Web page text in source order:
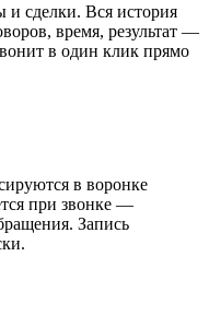
и сделки. Вся история
время, результат —
в один клик прямо
в воронке
при звонке —
Запись